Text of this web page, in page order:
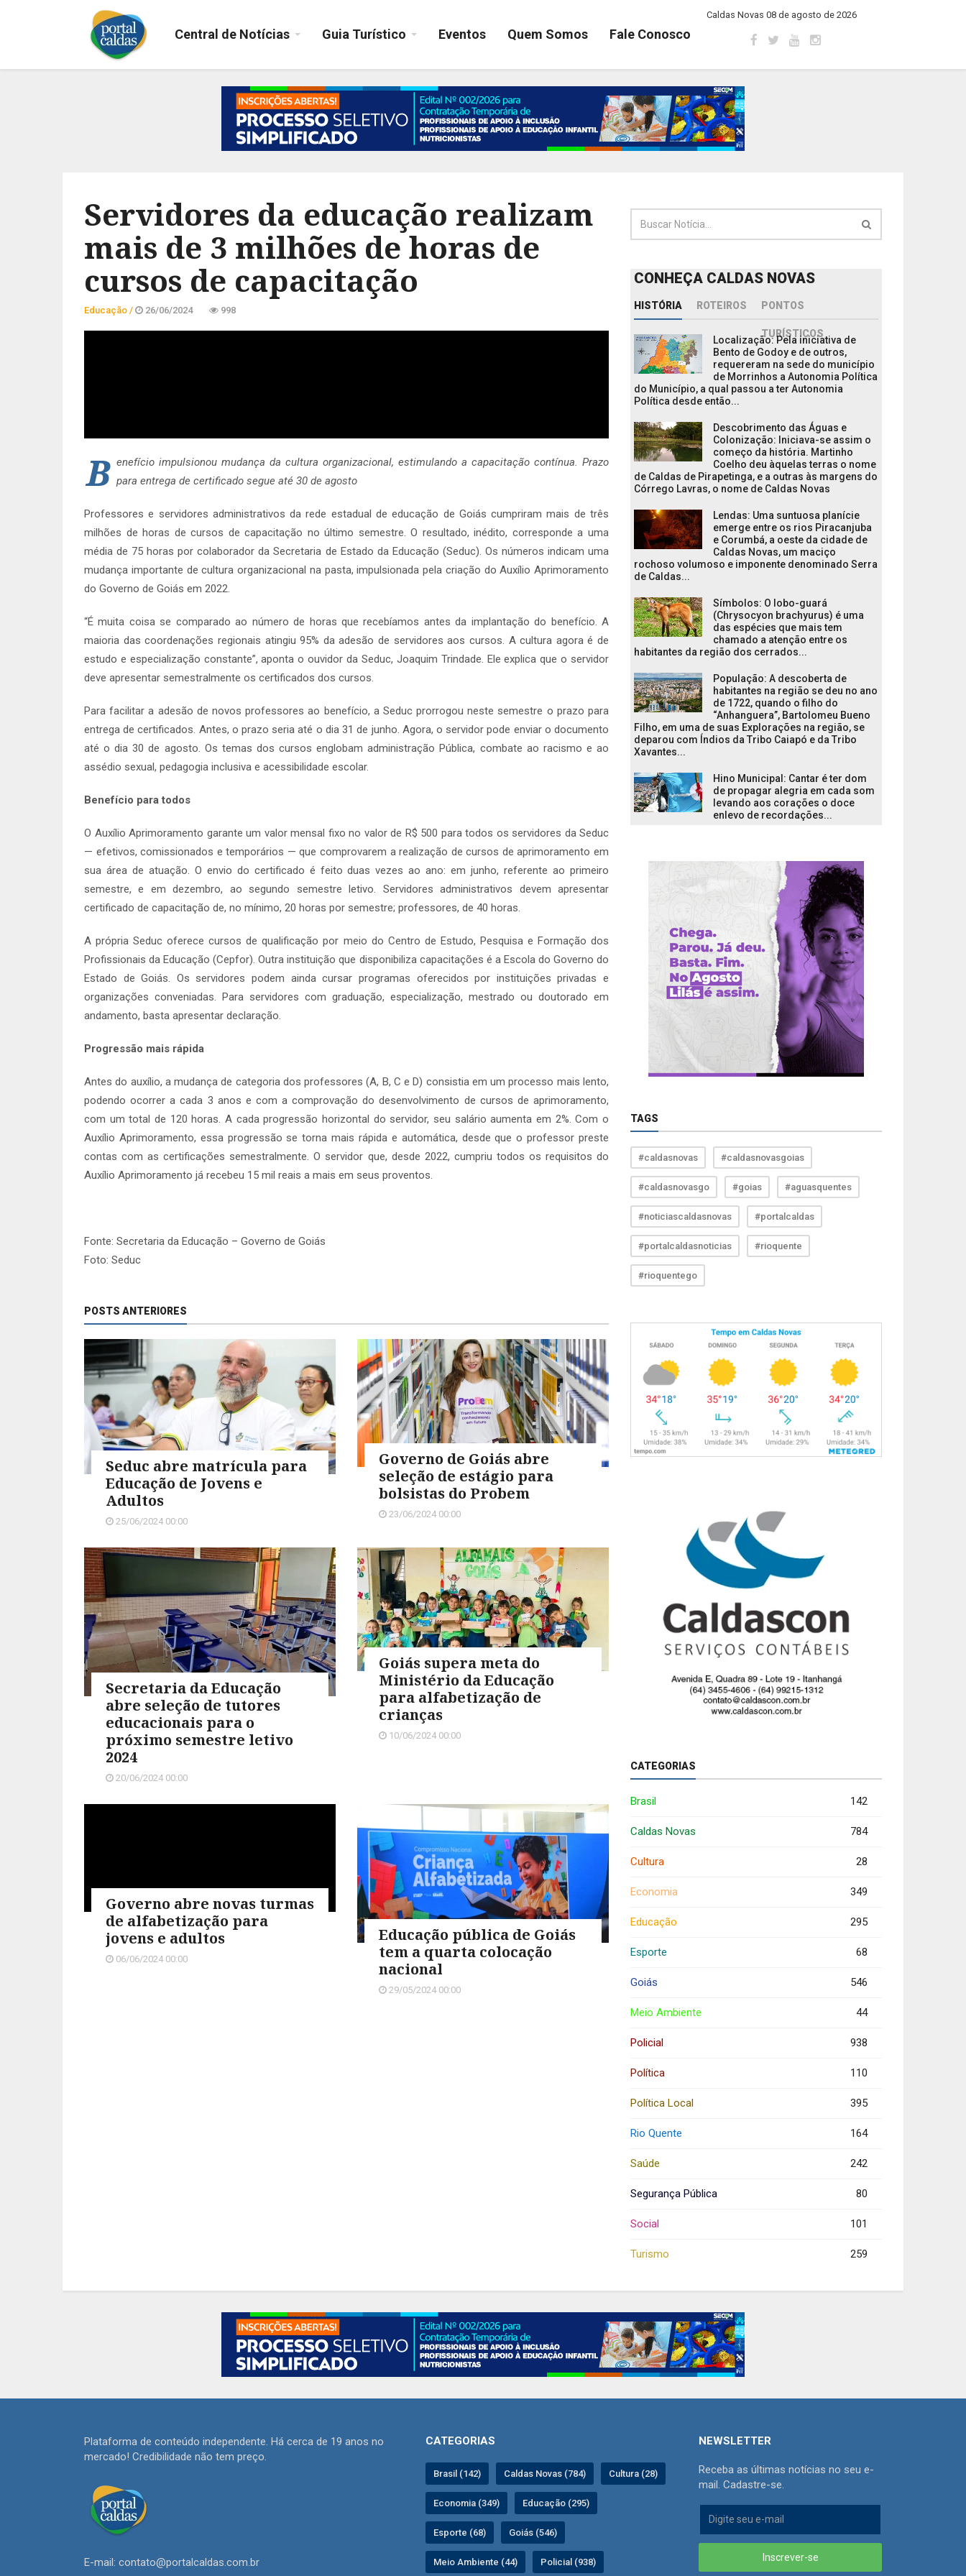
Central de Notícias Guia Turístico Eventos Quem Somos Fale Conosco
Caldas Novas 08 de agosto de 2026
Servidores da educação realizam
mais de 3 milhões de horas de
cursos de capacitação
Educação / 26/06/2024 998
B enefício impulsionou mudança da cultura organizacional, estimulando a capacitação contínua. Prazo
para entrega de certificado segue até 30 de agosto
Professores e servidores administrativos da rede estadual de educação de Goiás cumpriram mais de três
milhões de horas de cursos de capacitação no último semestre. O resultado, inédito, corresponde a uma
média de 75 horas por colaborador da Secretaria de Estado da Educação (Seduc). Os números indicam uma
mudança importante de cultura organizacional na pasta, impulsionada pela criação do Auxílio Aprimoramento
do Governo de Goiás em 2022.
“É muita coisa se comparado ao número de horas que recebíamos antes da implantação do benefício. A
maioria das coordenações regionais atingiu 95% da adesão de servidores aos cursos. A cultura agora é de
estudo e especialização constante”, aponta o ouvidor da Seduc, Joaquim Trindade. Ele explica que o servidor
deve apresentar semestralmente os certificados dos cursos.
Para facilitar a adesão de novos professores ao benefício, a Seduc prorrogou neste semestre o prazo para
entrega de certificados. Antes, o prazo seria até o dia 31 de junho. Agora, o servidor pode enviar o documento
até o dia 30 de agosto. Os temas dos cursos englobam administração Pública, combate ao racismo e ao
assédio sexual, pedagogia inclusiva e acessibilidade escolar.
Benefício para todos
O Auxílio Aprimoramento garante um valor mensal fixo no valor de R$ 500 para todos os servidores da Seduc
— efetivos, comissionados e temporários — que comprovarem a realização de cursos de aprimoramento em
sua área de atuação. O envio do certificado é feito duas vezes ao ano: em junho, referente ao primeiro
semestre, e em dezembro, ao segundo semestre letivo. Servidores administrativos devem apresentar
certificado de capacitação de, no mínimo, 20 horas por semestre; professores, de 40 horas.
A própria Seduc oferece cursos de qualificação por meio do Centro de Estudo, Pesquisa e Formação dos
Profissionais da Educação (Cepfor). Outra instituição que disponibiliza capacitações é a Escola do Governo do
Estado de Goiás. Os servidores podem ainda cursar programas oferecidos por instituições privadas e
organizações conveniadas. Para servidores com graduação, especialização, mestrado ou doutorado em
andamento, basta apresentar declaração.
Progressão mais rápida
Antes do auxílio, a mudança de categoria dos professores (A, B, C e D) consistia em um processo mais lento,
podendo ocorrer a cada 3 anos e com a comprovação do desenvolvimento de cursos de aprimoramento,
com um total de 120 horas. A cada progressão horizontal do servidor, seu salário aumenta em 2%. Com o
Auxílio Aprimoramento, essa progressão se torna mais rápida e automática, desde que o professor preste
contas com as certificações semestralmente. O servidor que, desde 2022, cumpriu todos os requisitos do
Auxílio Aprimoramento já recebeu 15 mil reais a mais em seus proventos.
Fonte: Secretaria da Educação – Governo de Goiás
Foto: Seduc
POSTS ANTERIORES
Seduc abre matrícula para
Educação de Jovens e
Adultos
25/06/2024 00:00
Governo de Goiás abre
seleção de estágio para
bolsistas do Probem
23/06/2024 00:00
Secretaria da Educação
abre seleção de tutores
educacionais para o
próximo semestre letivo
2024
20/06/2024 00:00
Goiás supera meta do
Ministério da Educação
para alfabetização de
crianças
10/06/2024 00:00
Governo abre novas turmas
de alfabetização para
jovens e adultos
06/06/2024 00:00
Educação pública de Goiás
tem a quarta colocação
nacional
29/05/2024 00:00
CONHEÇA CALDAS NOVAS
HISTÓRIA ROTEIROS PONTOS
TURÍSTICOS
Localização: Pela iniciativa de
Bento de Godoy e de outros,
requereram na sede do município
de Morrinhos a Autonomia Política
do Município, a qual passou a ter Autonomia
Política desde então...
Descobrimento das Águas e
Colonização: Iniciava-se assim o
começo da história. Martinho
Coelho deu àquelas terras o nome
de Caldas de Pirapetinga, e a outras às margens do
Córrego Lavras, o nome de Caldas Novas
Lendas: Uma suntuosa planície
emerge entre os rios Piracanjuba
e Corumbá, a oeste da cidade de
Caldas Novas, um maciço
rochoso volumoso e imponente denominado Serra
de Caldas...
Símbolos: O lobo-guará
(Chrysocyon brachyurus) é uma
das espécies que mais tem
chamado a atenção entre os
habitantes da região dos cerrados...
População: A descoberta de
habitantes na região se deu no ano
de 1722, quando o filho do
“Anhanguera”, Bartolomeu Bueno
Filho, em uma de suas Explorações na região, se
deparou com Índios da Tribo Caiapó e da Tribo
Xavantes...
Hino Municipal: Cantar é ter dom
de propagar alegria em cada som
levando aos corações o doce
enlevo de recordações...
TAGS
#caldasnovas #caldasnovasgoias
#caldasnovasgo #goias #aguasquentes
#noticiascaldasnovas #portalcaldas
#portalcaldasnoticias #rioquente
#rioquentego
CATEGORIAS
Brasil 142
Caldas Novas 784
Cultura 28
Economia 349
Educação 295
Esporte 68
Goiás 546
Meio Ambiente 44
Policial 938
Política 110
Política Local 395
Rio Quente 164
Saúde 242
Segurança Pública 80
Social 101
Turismo 259
Plataforma de conteúdo independente. Há cerca de 19 anos no
mercado! Credibilidade não tem preço.
E-mail: contato@portalcaldas.com.br
CATEGORIAS
Brasil (142) Caldas Novas (784) Cultura (28)
Economia (349) Educação (295)
Esporte (68) Goiás (546)
Meio Ambiente (44) Policial (938)
NEWSLETTER
Receba as últimas notícias no seu e-
mail. Cadastre-se.
Inscrever-se